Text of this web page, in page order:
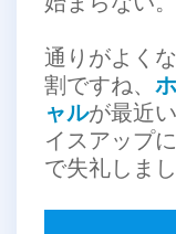
通りがよく
割ですね、
ャルが最近
イスアップ
で失礼しまし